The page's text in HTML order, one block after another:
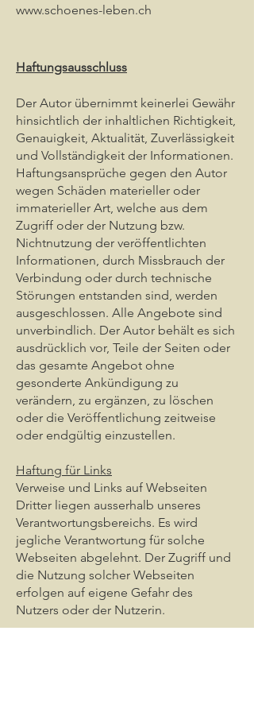
www.schoenes-leben.ch
Haftungsausschluss
Der Autor übernimmt keinerlei Gewähr
hinsichtlich der inhaltlichen Richtigkeit,
Genauigkeit, Aktualität, Zuverlässigkeit
und Vollständigkeit der Informationen.
Haftungsansprüche gegen den Autor
wegen Schäden materieller oder
immaterieller Art, welche aus dem
Zugriff oder der Nutzung bzw.
Nichtnutzung der veröffentlichten
Informationen, durch Missbrauch der
Verbindung oder durch technische
Störungen entstanden sind, werden
ausgeschlossen. Alle Angebote sind
unverbindlich. Der Autor behält es sich
ausdrücklich vor, Teile der Seiten oder
das gesamte Angebot ohne
gesonderte Ankündigung zu
verändern, zu ergänzen, zu löschen
oder die Veröffentlichung zeitweise
oder endgültig einzustellen.
Haftung für Links
Verweise und Links auf Webseiten
Dritter liegen ausserhalb unseres
Verantwortungsbereichs. Es wird
jegliche Verantwortung für solche
Webseiten abgelehnt. Der Zugriff und
die Nutzung solcher Webseiten
erfolgen auf eigene Gefahr des
Nutzers oder der Nutzerin.